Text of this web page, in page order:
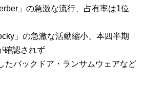
」の急激な流行、占有率は1位
」の急激な活動縮小、本四半期
確認されず
たバックドア・ランサムウェアなど